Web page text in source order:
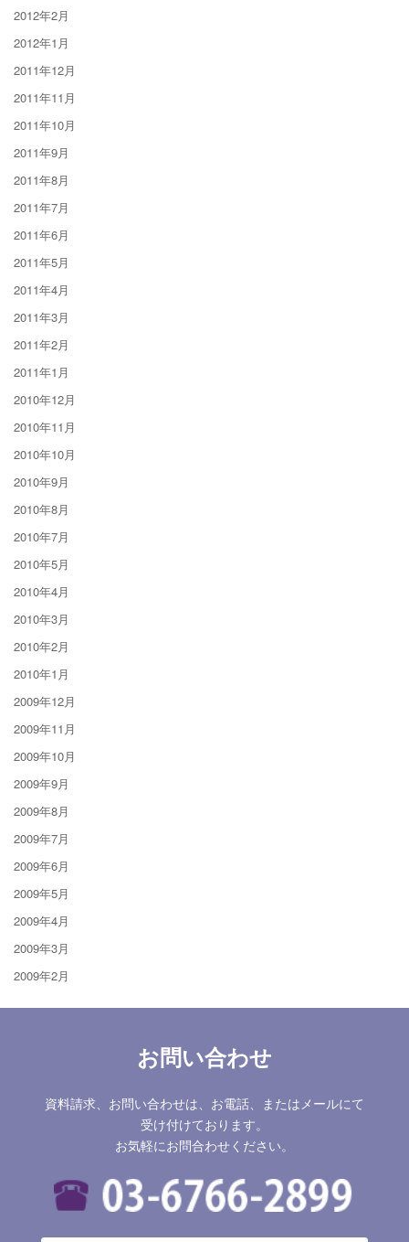
2012年2月
2012年1月
2011年12月
2011年11月
2011年10月
2011年9月
2011年8月
2011年7月
2011年6月
2011年5月
2011年4月
2011年3月
2011年2月
2011年1月
2010年12月
2010年11月
2010年10月
2010年9月
2010年8月
2010年7月
2010年5月
2010年4月
2010年3月
2010年2月
2010年1月
2009年12月
2009年11月
2009年10月
2009年9月
2009年8月
2009年7月
2009年6月
2009年5月
2009年4月
2009年3月
2009年2月
お問い合わせ
資料請求、お問い合わせは、お電話、またはメールにて
受け付けております。
お気軽にお問合わせください。